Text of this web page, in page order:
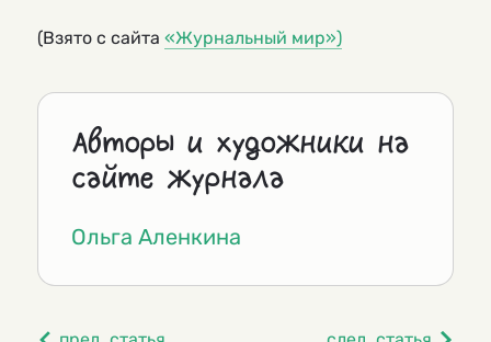
(Взято с сайта «Журнальный мир»)
Авторы и художники на
сайте журнала
Ольга Аленкина